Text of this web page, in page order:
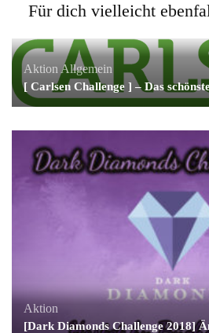
Für dich vielleicht
Aktion Allgemein
[ Carlsen Challenge ] – Das
Aktion
[Dark Diamonds Challenge 2018]